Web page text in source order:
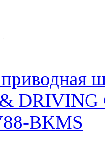
DRIVING
BKMS